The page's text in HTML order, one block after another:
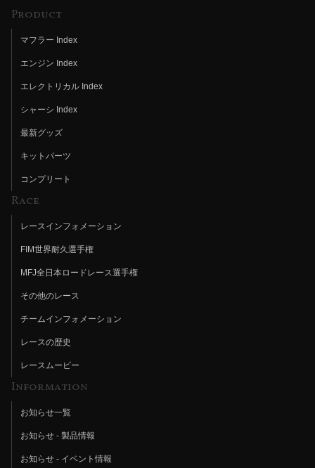
Product
マフラー Index
エンジン Index
エレクトリカル Index
シャーシ Index
最新グッズ
キットパーツ
コンプリート
Race
レースインフォメーション
FIM世界耐久選手権
MFJ全日本ロードレース選手権
その他のレース
チームインフォメーション
レースの歴史
レースムービー
Information
お知らせ一覧
お知らせ - 製品情報
お知らせ - イベント情報